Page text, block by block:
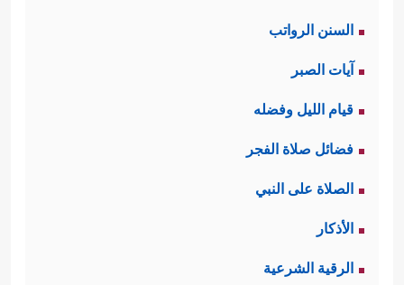
السنن الرواتب
آيات الصبر
قيام الليل وفضله
فضائل صلاة الفجر
الصلاة على النبي
الأذكار
الرقية الشرعية